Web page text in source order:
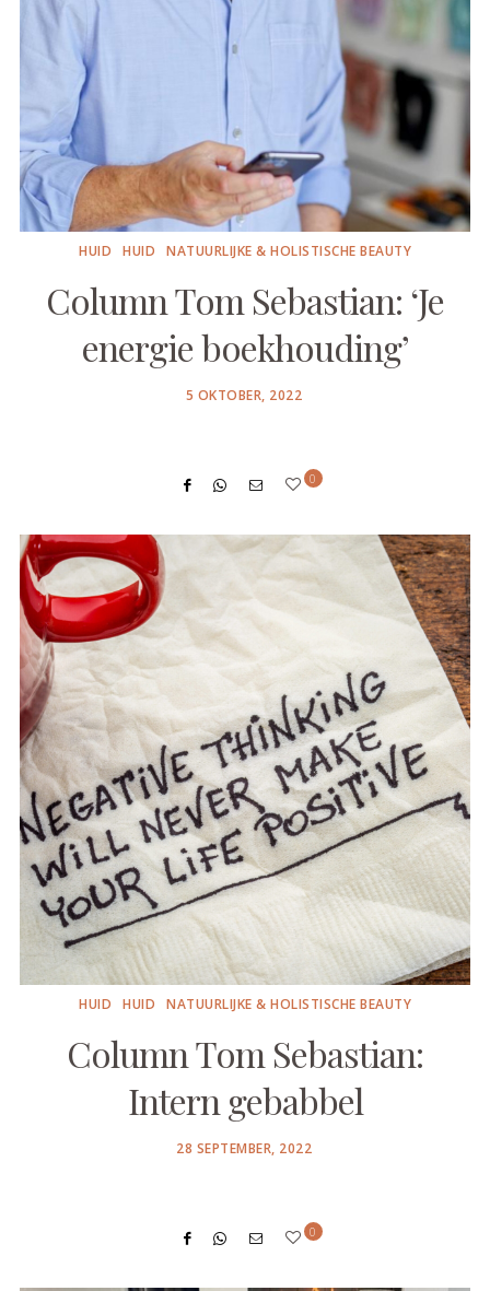
HUID HUID NATUURLIJKE & HOLISTISCHE BEAUTY
Column Tom Sebastian: ‘Je
energie boekhouding’
POSTED
5 OKTOBER, 2022
0
HUID HUID NATUURLIJKE & HOLISTISCHE BEAUTY
Column Tom Sebastian:
Intern gebabbel
POSTED
28 SEPTEMBER, 2022
0